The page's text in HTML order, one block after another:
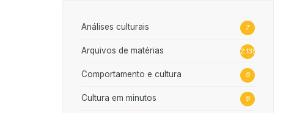
Análises culturais 7
Arquivos de matérias 2.135
Comportamento e cultura 9
Cultura em minutos 9